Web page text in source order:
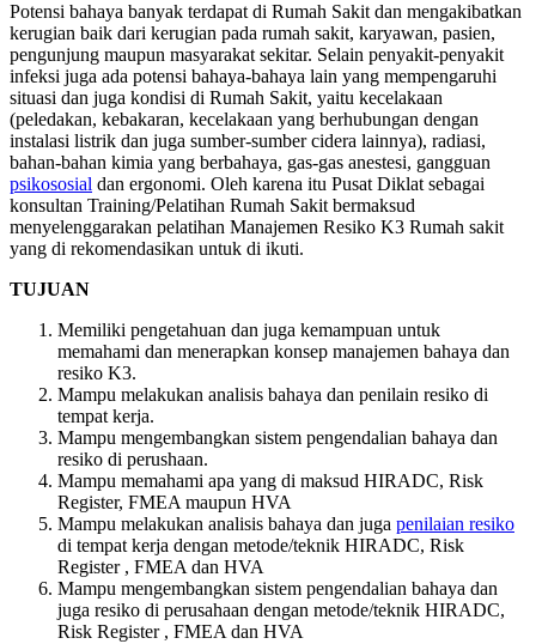
Potensi bahaya banyak terdapat di Rumah Sakit dan mengakibatkan
kerugian baik dari kerugian pada rumah sakit, karyawan, pasien,
pengunjung maupun masyarakat sekitar. Selain penyakit-penyakit
infeksi juga ada potensi bahaya-bahaya lain yang mempengaruhi
situasi dan juga kondisi di Rumah Sakit, yaitu kecelakaan
(peledakan, kebakaran, kecelakaan yang berhubungan dengan
instalasi listrik dan juga sumber-sumber cidera lainnya), radiasi,
bahan-bahan kimia yang berbahaya, gas-gas anestesi, gangguan
psikososial dan ergonomi. Oleh karena itu Pusat Diklat sebagai
konsultan Training/Pelatihan Rumah Sakit bermaksud
menyelenggarakan pelatihan Manajemen Resiko K3 Rumah sakit
yang di rekomendasikan untuk di ikuti.
TUJUAN
Memiliki pengetahuan dan juga kemampuan untuk
memahami dan menerapkan konsep manajemen bahaya dan
resiko K3.
Mampu melakukan analisis bahaya dan penilain resiko di
tempat kerja.
Mampu mengembangkan sistem pengendalian bahaya dan
resiko di perushaan.
Mampu memahami apa yang di maksud HIRADC, Risk
Register, FMEA maupun HVA
Mampu melakukan analisis bahaya dan juga penilaian resiko
di tempat kerja dengan metode/teknik HIRADC, Risk
Register , FMEA dan HVA
Mampu mengembangkan sistem pengendalian bahaya dan
juga resiko di perusahaan dengan metode/teknik HIRADC,
Risk Register , FMEA dan HVA